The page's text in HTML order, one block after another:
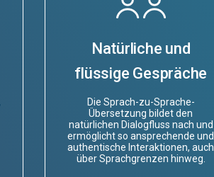
Natürliche und
flüssige Gespräche
Die Sprach-zu-Sprache-
Übersetzung bildet den
natürlichen Dialogfluss nach und
ermöglicht so ansprechende und
authentische Interaktionen, auch
über Sprachgrenzen hinweg.